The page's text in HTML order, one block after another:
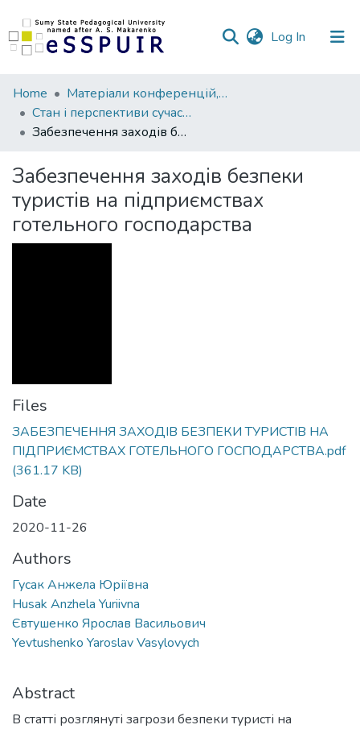
Log In (current)
Communities
&
Collections
Statistics
Home
Матеріали конференцій, семінарів, читань
Стан і перспективи сучасного туризму
Забезпечення заходів безпеки туристів на підприємствах готельного господарства
Забезпечення заходів безпеки
туристів на підприємствах
готельного господарства
Files
ЗАБЕЗПЕЧЕННЯ ЗАХОДІВ БЕЗПЕКИ ТУРИСТІВ НА
ПІДПРИЄМСТВАХ ГОТЕЛЬНОГО ГОСПОДАРСТВА.pdf
(361.17 KB)
Date
2020-11-26
Authors
Гусак Анжела Юріївна
Husak Anzhela Yuriivna
Євтушенко Ярослав Васильович
Yevtushenko Yaroslav Vasylovych
Abstract
В статті розглянуті загрози безпеки туристі на